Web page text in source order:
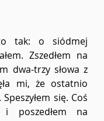
tak: o siódmej
Zszedłem na
dwa-trzy słowa z
mi, że ostatnio
się. Coś
i poszedłem na